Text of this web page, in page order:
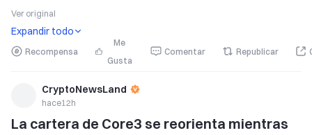
   La cotización de REAL Token en Biconomy podría ampliar
el mercado
Ver original
Expandir todo
Recompensa
Me
Gusta
Comentar Republicar
CryptoNewsLand
hace12h
La cartera de Core3 se reorienta mientras